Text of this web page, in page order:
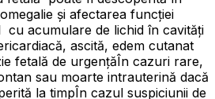
și afectarea funcției
acumulare de lichid în cavități
ascită, edem cutanat
fetală de urgențăÎn cazuri rare,
sau moarte intrauterină dacă
la timpÎn cazul suspiciunii de